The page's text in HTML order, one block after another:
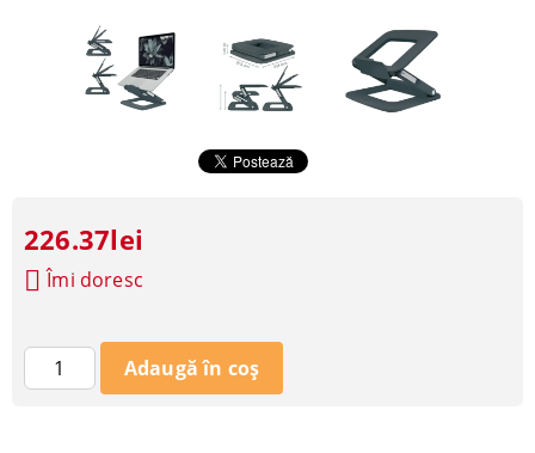
226.37lei
Îmi doresc